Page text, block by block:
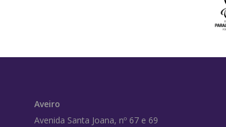
Aveiro
Avenida Santa Joana, nº 67 e 69